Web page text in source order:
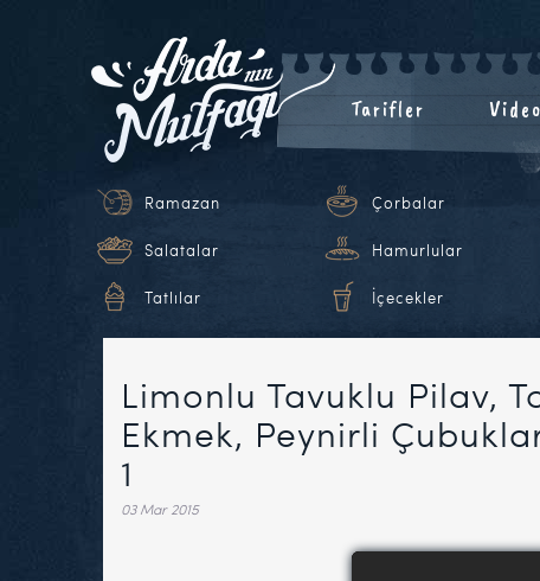
Tarifler
Ramazan Çorbalar
Salatalar Hamurlular
Tatlılar İçecekler
Limonlu Tavuklu Pilav,
Ekmek, Peynirli
1
03 Mar 2015